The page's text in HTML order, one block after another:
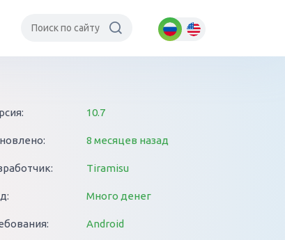
10.7
8 месяцев назад
Tiramisu
Много денег
Android